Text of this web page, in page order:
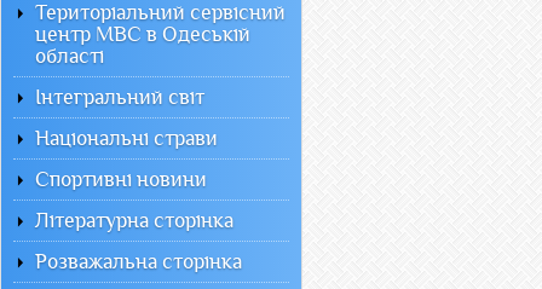
Територіальний сервісний
центр МВС в Одеській
області
Інтегральний світ
Національні страви
Спортивні новини
Літературна сторінка
Розважальна сторінка